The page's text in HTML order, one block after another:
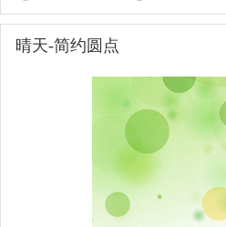
晴天-简约圆点